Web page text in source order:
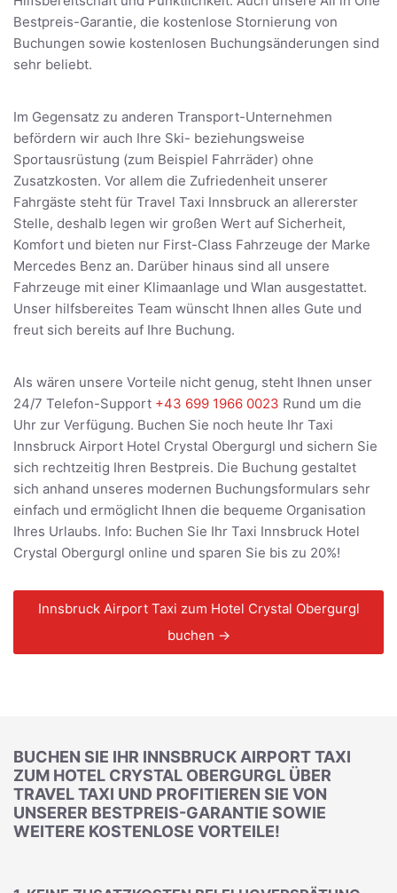
Bestpreis-Garantie, die kostenlose Stornierung von
Buchungen sowie kostenlosen Buchungsänderungen sind
sehr beliebt.
Im Gegensatz zu anderen Transport-Unternehmen
befördern wir auch Ihre Ski- beziehungsweise
Sportausrüstung (zum Beispiel Fahrräder) ohne
Zusatzkosten. Vor allem die Zufriedenheit unserer
Fahrgäste steht für Travel Taxi Innsbruck an allererster
Stelle, deshalb legen wir großen Wert auf Sicherheit,
Komfort und bieten nur First-Class Fahrzeuge der Marke
Mercedes Benz an. Darüber hinaus sind all unsere
Fahrzeuge mit einer Klimaanlage und Wlan ausgestattet.
Unser hilfsbereites Team wünscht Ihnen alles Gute und
freut sich bereits auf Ihre Buchung.
Als wären unsere Vorteile nicht genug, steht Ihnen unser
24/7 Telefon-Support +43 699 1966 0023 Rund um die
Uhr zur Verfügung. Buchen Sie noch heute Ihr Taxi
Innsbruck Airport Hotel Crystal Obergurgl und sichern Sie
sich rechtzeitig Ihren Bestpreis. Die Buchung gestaltet
sich anhand unseres modernen Buchungsformulars sehr
einfach und ermöglicht Ihnen die bequeme Organisation
Ihres Urlaubs. Info: Buchen Sie Ihr Taxi Innsbruck Hotel
Crystal Obergurgl online und sparen Sie bis zu 20%!
Innsbruck Airport Taxi zum Hotel Crystal Obergurgl
buchen →
BUCHEN SIE IHR INNSBRUCK AIRPORT TAXI
ZUM HOTEL CRYSTAL OBERGURGL ÜBER
TRAVEL TAXI UND PROFITIEREN SIE VON
UNSERER BESTPREIS-GARANTIE SOWIE
WEITERE KOSTENLOSE VORTEILE!